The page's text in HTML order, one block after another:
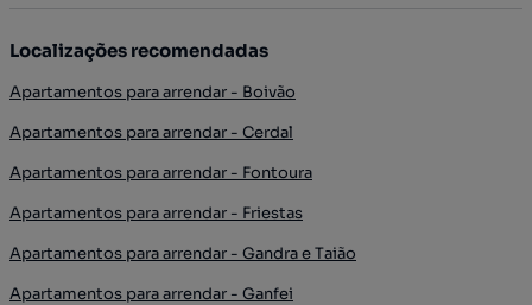
Localizações recomendadas
Apartamentos para arrendar - Boivão
Apartamentos para arrendar - Cerdal
Apartamentos para arrendar - Fontoura
Apartamentos para arrendar - Friestas
Apartamentos para arrendar - Gandra e Taião
Apartamentos para arrendar - Ganfei